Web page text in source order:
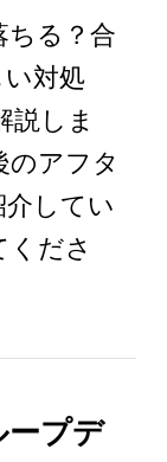
ちる？合
対処
説しま
のアフタ
してい
くださ
ープデ